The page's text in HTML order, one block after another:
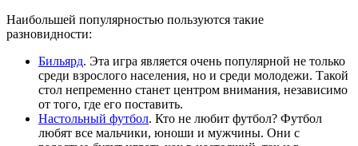
Наибольшей популярностью пользуются такие
разновидности:
Бильярд. Эта игра является очень популярной не только
среди взрослого населения, но и среди молодежи. Такой
стол непременно станет центром внимания, независимо
от того, где его поставить.
Настольный футбол. Кто не любит футбол? Футбол
любят все мальчики, юноши и мужчины. Они с